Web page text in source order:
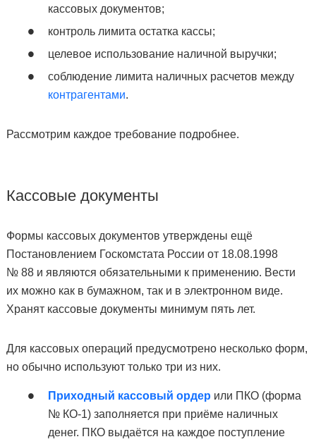
кассовых документов;
контроль лимита остатка кассы;
целевое использование наличной выручки;
соблюдение лимита наличных расчетов между
контрагентами.
Рассмотрим каждое требование подробнее.
Кассовые документы
Формы кассовых документов утверждены ещё
Постановлением Госкомстата России от 18.08.1998
№ 88 и являются обязательными к применению. Вести
их можно как в бумажном, так и в электронном виде.
Хранят кассовые документы минимум пять лет.
Для кассовых операций предусмотрено несколько форм,
но обычно используют только три из них.
Приходный кассовый ордер или ПКО (форма
№ КО-1) заполняется при приёме наличных
денег. ПКО выдаётся на каждое поступление